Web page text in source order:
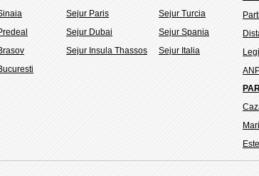
Sejur Paris
Sejur Dubai
Sejur Insula Thassos
Sejur Turcia
Sejur Spania
Sejur Italia